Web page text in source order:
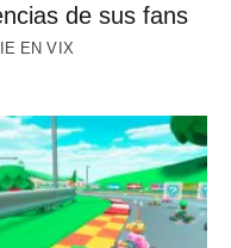
de sus fans
EN VIX